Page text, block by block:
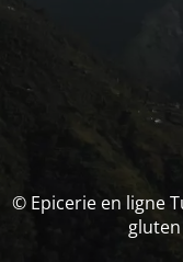
© Epicerie en ligne